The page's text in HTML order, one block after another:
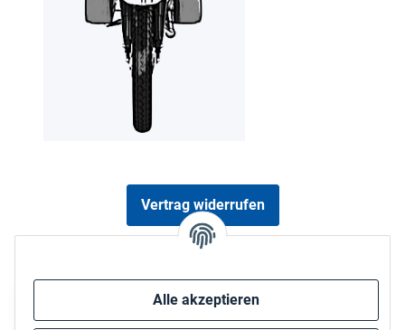
Alle akzeptieren
Vertrag widerrufen